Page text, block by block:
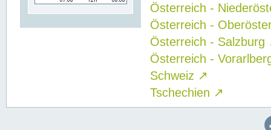
Österreich -
Österreich -
Österreich - Salzburg
Österreich -
Schweiz ↗
Tschechien ↗